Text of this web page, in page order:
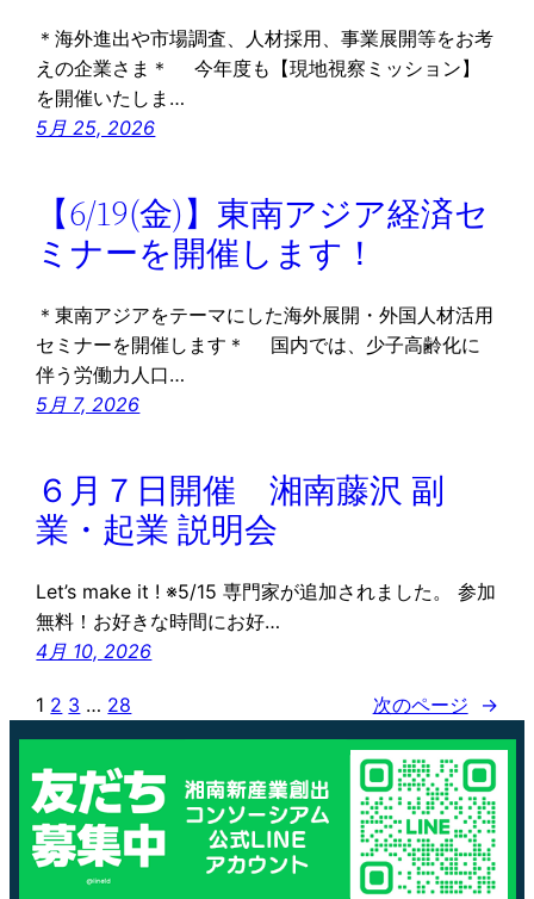
＊海外進出や市場調査、人材採用、事業展開等をお考
えの企業さま＊ 今年度も【現地視察ミッション】
を開催いたしま…
5月 25, 2026
【6/19(金)】東南アジア経済セ
ミナーを開催します！
＊東南アジアをテーマにした海外展開・外国人材活用
セミナーを開催します＊ 国内では、少子高齢化に
伴う労働力人口…
5月 7, 2026
６月７日開催 湘南藤沢 副
業・起業 説明会
Let’s make it ! ※5/15 専門家が追加されました。 参加
無料！お好きな時間にお好…
4月 10, 2026
1 2 3 … 28 次のページ →